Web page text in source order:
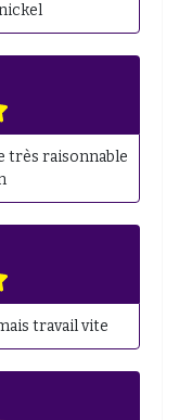
très raisonnable
travail vite